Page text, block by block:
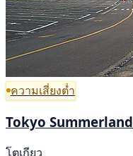
ความเสี่ยงต่ำ
Tokyo Summerland
โตเกียว